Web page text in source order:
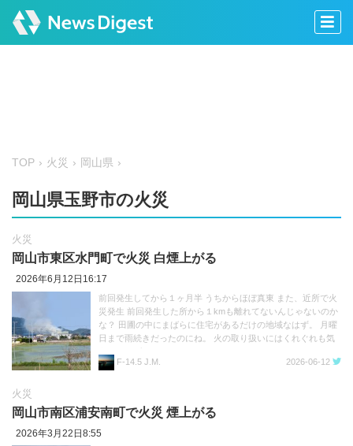
TOP 火災 岡山県
岡山県玉野市の火災
火災
岡山市東区水門町で火災 白煙上がる
2026年6月12日16:17
前回発生してから１ヶ月半 うちからほぼ真東 また、近所で火
災発生 前回発生した所から１kmも離れてないんじゃないのか
な？ 田圃の中にまばらに住宅があるだけの地域なはず。 月曜
日まで雨続きだったのにね。 火の取り扱いにはくれぐれも気
F-14.5 J.M.
2026-06-12
火災
岡山市南区浦安南町で火災 煙上がる
2026年3月22日8:55